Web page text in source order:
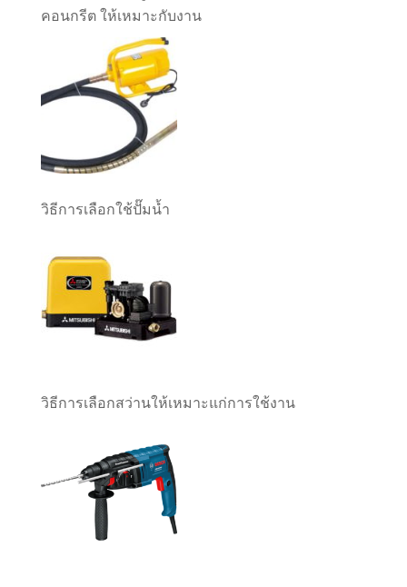
คอนกรีต ให้เหมาะกับงาน
วิธีการเลือกใช้ปั๊มน้ำ
วิธีการเลือกสว่านให้เหมาะแก่การใช้งาน